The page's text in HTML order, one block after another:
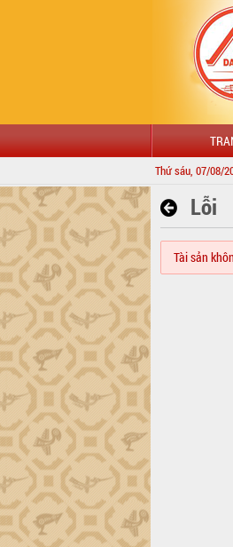
Thứ sáu, 07/08/
Lỗi
Tài sản